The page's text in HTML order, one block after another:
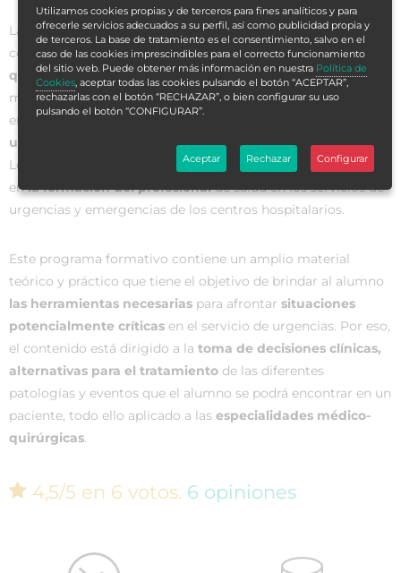
La atención médica integralparte desde el primer contacto
con el servicio de urgencias, dondela urgencia médico-
quirúrgicaes primordial en la evolución del paciente
mismo. Una urgencia médico-quirúrgica es aquella situación
en la quees necesario operar al paciente con carácter
urgente
, ya que si no se opera, su vida corre grave peligro.
Lo cierto es que, en este ámbito, es importante hacer énfasis
enla formación del profesionalde salud en los servicios de
urgencias y emergencias de los centros hospitalarios.
Este programa formativo contiene un amplio material
teórico y práctico que tiene el objetivo de brindar al alumno
las herramientas necesarias para afrontar situaciones
potencialmente críticas en el servicio de urgencias. Por eso,
el contenido está dirigido a la toma de decisiones clínicas,
alternativas para el tratamiento de las diferentes
patologías y eventos que el alumno se podrá encontrar en un
paciente, todo ello aplicado a las especialidades médico-
quirúrgicas.
4,5/5 en 6 votos. 6 opiniones
Utilizamos cookies propias y de terceros para fines analíticos y para
ofrecerle servicios adecuados a su perfil, así como publicidad propia y
de terceros. La base de tratamiento es el consentimiento, salvo en el
caso de las cookies imprescindibles para el correcto funcionamiento
del sitio web. Puede obtener más información en nuestra Política de
Cookies , aceptar todas las cookies pulsando el botón “ACEPTAR”,
rechazarlas con el botón “RECHAZAR”, o bien configurar su uso
pulsando el botón “CONFIGURAR”.
Aceptar Rechazar Configurar